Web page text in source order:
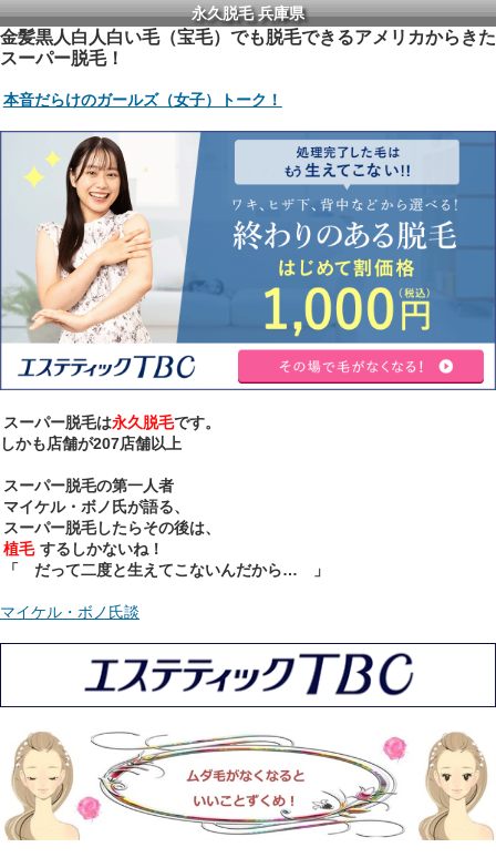
永久脱毛 兵庫県
金髪黒人白人白い毛（宝毛）でも脱毛できるアメリカからきた
スーパー脱毛！
本音だらけのガールズ（女子）トーク！
スーパー脱毛は永久脱毛です。
しかも店舗が207店舗以上
スーパー脱毛の第一人者
マイケル・ボノ氏が語る、
スーパー脱毛したらその後は、
植毛 するしかないね！
「 だって二度と生えてこないんだから… 」
マイケル・ボノ氏談